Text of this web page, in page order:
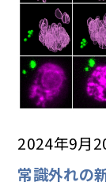
2024年9月
常識外れの